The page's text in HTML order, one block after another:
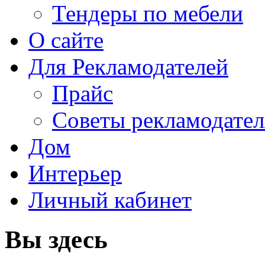
Тендеры по мебели
О сайте
Для Рекламодателей
Прайс
Советы
Дом
Интерьер
Личный кабинет
Вы здесь